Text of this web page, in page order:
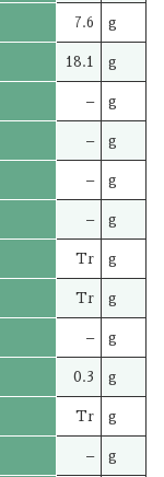
7.6 g
18.1 g
– g
– g
– g
– g
Tr g
Tr g
– g
0.3 g
Tr g
– g